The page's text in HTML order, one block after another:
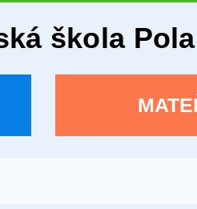
škola